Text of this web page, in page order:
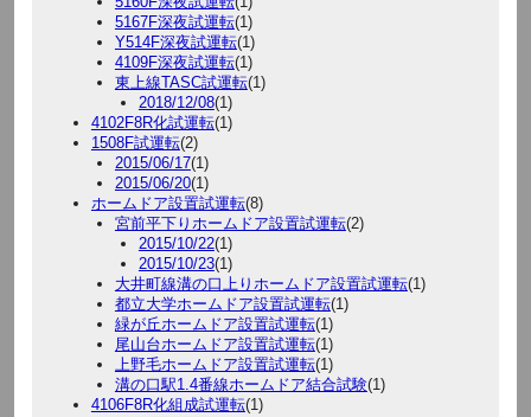
5167F深夜試運転(1)
Y514F深夜試運転(1)
4109F深夜試運転(1)
東上線TASC試運転(1)
2018/12/08(1)
4102F8R化試運転(1)
1508F試運転(2)
2015/06/17(1)
2015/06/20(1)
ホームドア設置試運転(8)
宮前平下りホームドア設置試運転(2)
2015/10/22(1)
2015/10/23(1)
大井町線溝の口上りホームドア設置試運転(1)
都立大学ホームドア設置試運転(1)
緑が丘ホームドア設置試運転(1)
尾山台ホームドア設置試運転(1)
上野毛ホームドア設置試運転(1)
溝の口駅1.4番線ホームドア結合試験(1)
4106F8R化組成試運転(1)